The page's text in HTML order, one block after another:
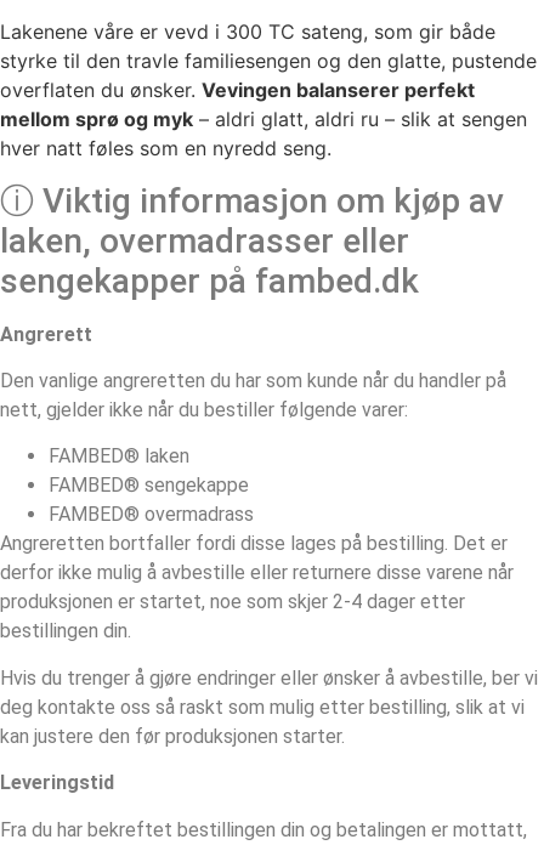
Lakenene våre er vevd i 300 TC sateng, som gir både
styrke til den travle familiesengen og den glatte, pustende
overflaten du ønsker. Vevingen balanserer perfekt
mellom sprø og myk – aldri glatt, aldri ru – slik at sengen
hver natt føles som en nyredd seng.
ⓘ Viktig informasjon om kjøp av
laken, overmadrasser eller
sengekapper på fambed.dk
Angrerett
Den vanlige angreretten du har som kunde når du handler på
nett, gjelder ikke når du bestiller følgende varer:
FAMBED® laken
FAMBED® sengekappe
FAMBED® overmadrass
Angreretten bortfaller fordi disse lages på bestilling. Det er
derfor ikke mulig å avbestille eller returnere disse varene når
produksjonen er startet, noe som skjer 2-4 dager etter
bestillingen din.
Hvis du trenger å gjøre endringer eller ønsker å avbestille, ber vi
deg kontakte oss så raskt som mulig etter bestilling, slik at vi
kan justere den før produksjonen starter.
Leveringstid
Fra du har bekreftet bestillingen din og betalingen er mottatt,